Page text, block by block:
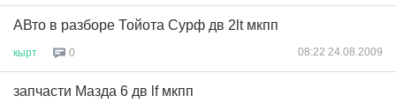
АВто в разборе Тойота Сурф дв 2lt мкпп
кырт 0 08:22 24.08.2009
запчасти Мазда 6 дв lf мкпп